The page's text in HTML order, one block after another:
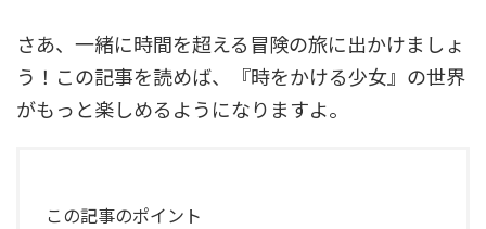
さあ、一緒に時間を超える冒険の旅に出かけましょ
う！この記事を読めば、『時をかける少女』の世界
がもっと楽しめるようになりますよ。
この記事のポイント